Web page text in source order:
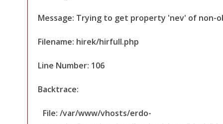
Message: Trying to get property 'nev' of non-
Filename: hirek/hirfull.php
Line Number: 106
Backtrace:
File: /var/www/vhosts/erdo-